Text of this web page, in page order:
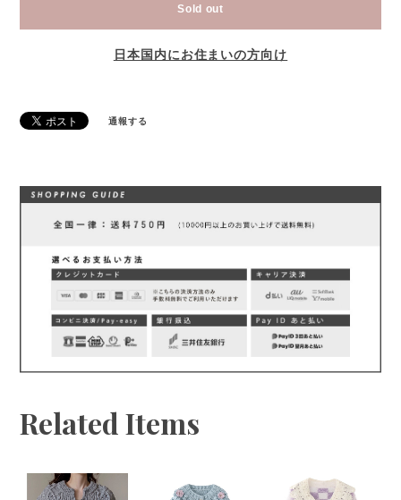
Sold out
日本国内にお住まいの方向け
通報する
Related Items